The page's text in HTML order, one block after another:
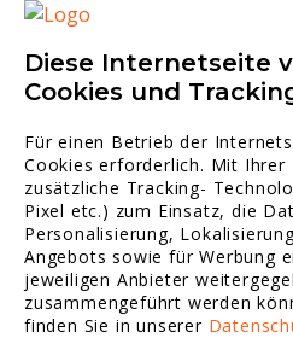
Website Inhalte schreiben
Professionelle
Online Marketing
Suchmaschinen Marketing
Webdesign Referenzen
Diese Internetseite
Cookies und
Für einen Betrieb der
Cookies erforderlich. Mit Ihrer
zusätzliche Tracking-
Pixel etc.) zum Einsatz, die
Personalisierung,
Angebots sowie für Werbung
jeweiligen Anbieter
zusammengeführt werden
finden Sie in unserer